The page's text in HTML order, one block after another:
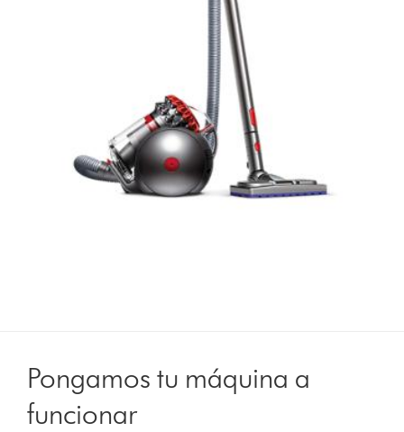
Pongamos tu máquina a
funcionar